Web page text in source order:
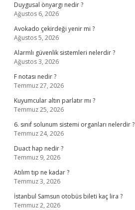
Duygusal önyargı nedir ?
Ağustos 6, 2026
Avokado çekirdeği yenir mi ?
Ağustos 5, 2026
Alarmlı güvenlik sistemleri nelerdir ?
Ağustos 3, 2026
F notası nedir ?
Temmuz 27, 2026
Kuyumcular altın parlatır mı ?
Temmuz 25, 2026
6. sınıf solunum sistemi organları nelerdir ?
Temmuz 24, 2026
Duact hap nedir ?
Temmuz 9, 2026
Atılım tıp ne kadar ?
Temmuz 3, 2026
İstanbul Samsun otobüs bileti kaç lira ?
Temmuz 2, 2026